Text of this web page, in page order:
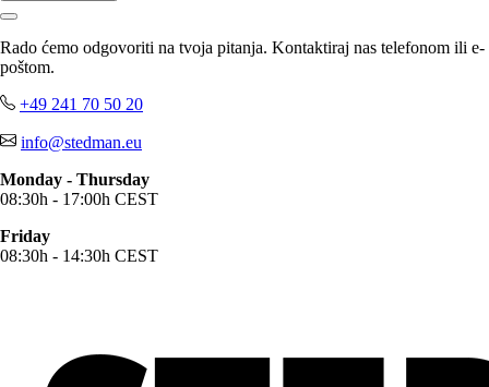
Rado ćemo odgovoriti na tvoja pitanja. Kontaktiraj nas telefonom ili e-
poštom.
+49 241 70 50 20
info@stedman.eu
Monday - Thursday
08:30h - 17:00h CEST
Friday
08:30h - 14:30h CEST